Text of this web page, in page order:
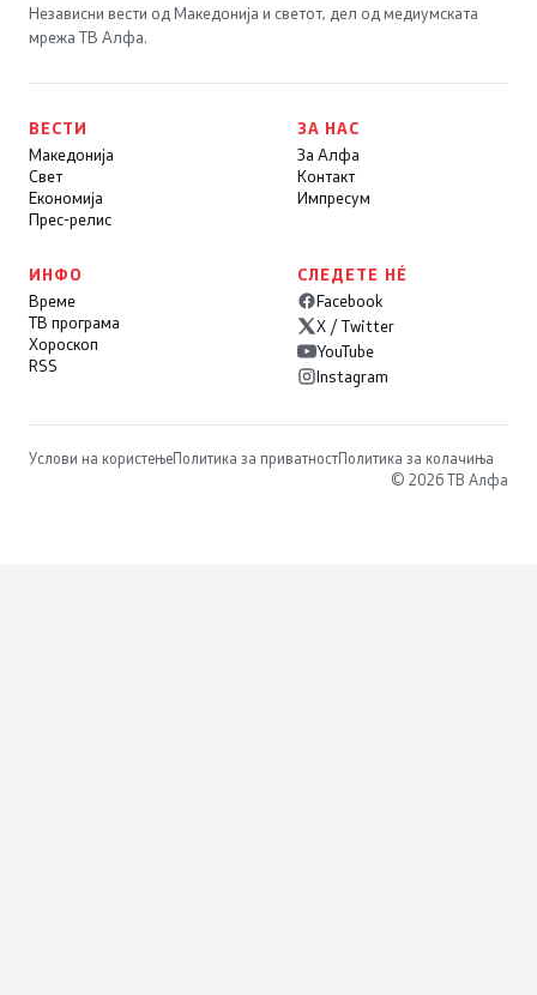
Независни вести од Македонија и светот, дел од медиумската
мрежа ТВ Алфа.
ВЕСТИ
Македонија
Свет
Економија
Прес-релис
ЗА НАС
За Алфа
Контакт
Импресум
ИНФО
Време
ТВ програма
Хороскоп
RSS
СЛЕДЕТЕ НÉ
Facebook
X / Twitter
YouTube
Instagram
Услови на користењеПолитика за приватностПолитика за колачиња
© 2026 ТВ Алфа